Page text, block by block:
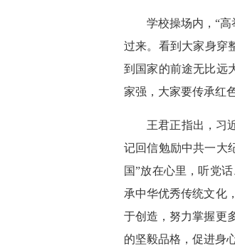
学校操场内，“
过来。看到大家身穿
到国家的前途无比远
家强，大家要传承红
王君正指出，习
记回信勉励中共一大
国”放在心里，听党
承中华优秀传统文化
于创造，努力掌握更
的坚毅品格，促进身